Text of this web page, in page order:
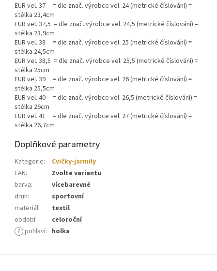
EUR vel. 37 = dle znač. výrobce vel. 24 (metrické číslování) =
stélka 23,4cm
EUR vel. 37,5 = dle znač. výrobce vel. 24,5 (metrické číslování) =
stélka 23,9cm
EUR vel. 38 = dle znač. výrobce vel. 25 (metrické číslování) =
stélka 24,5cm
EUR vel. 38,5 = dle znač. výrobce vel. 25,5 (metrické číslování) =
stélka 25cm
EUR vel. 39 = dle znač. výrobce vel. 26 (metrické číslování) =
stélka 25,5cm
EUR vel. 40 = dle znač. výrobce vel. 26,5 (metrické číslování) =
stélka 26cm
EUR vel. 41 = dle znač. výrobce vel. 27 (metrické číslování) =
stélka 26,7cm
Doplňkové parametry
Kategorie:
Cvičky-jarmily
EAN:
Zvolte variantu
barva:
vícebarevné
druh:
sportovní
materiál:
textil
období:
celoroční
? pohlaví: holka